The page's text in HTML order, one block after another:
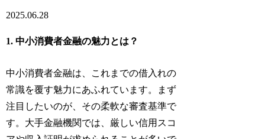
2025.06.28
1. 中小消費者金融の魅力とは？
中小消費者金融は、これまでの借入れの
常識を覆す魅力にあふれています。まず
注目したいのが、その柔軟な審査基準で
す。大手金融機関では、厳しい信用スコ